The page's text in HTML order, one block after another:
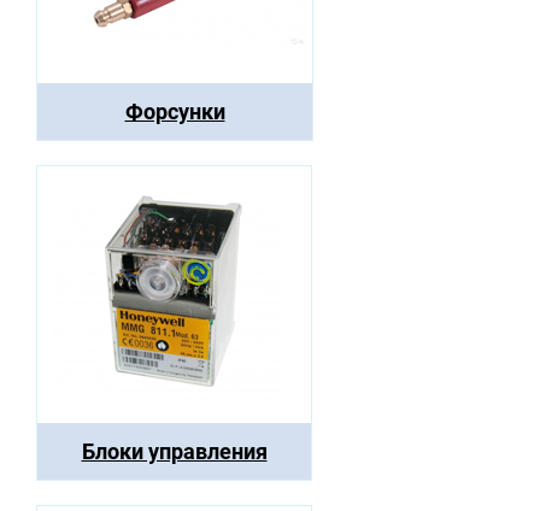
Форсунки
Блоки управления